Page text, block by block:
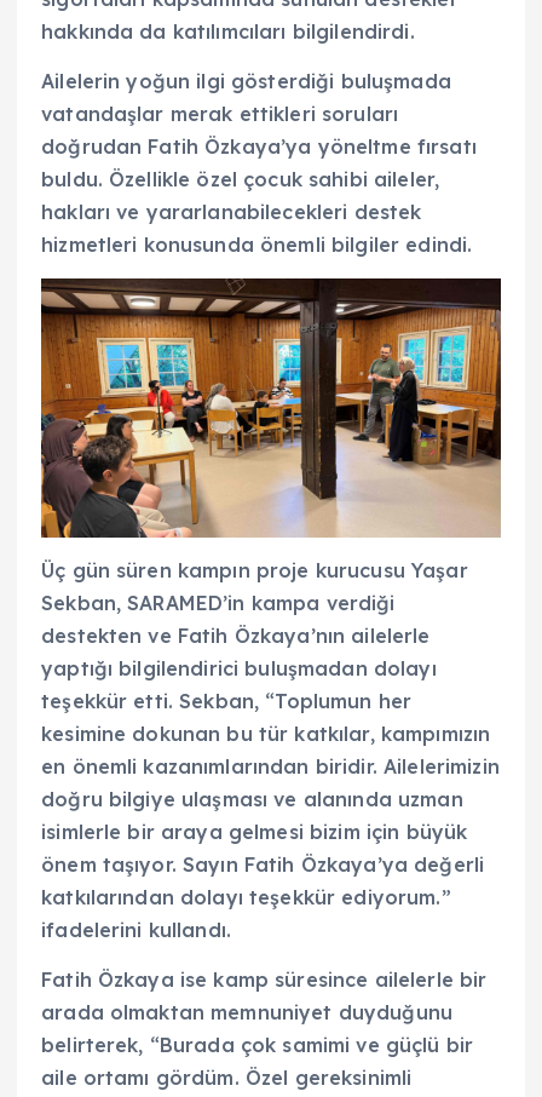
hakkında da katılımcıları bilgilendirdi.
Ailelerin yoğun ilgi gösterdiği buluşmada
vatandaşlar merak ettikleri soruları
doğrudan Fatih Özkaya’ya yöneltme fırsatı
buldu. Özellikle özel çocuk sahibi aileler,
hakları ve yararlanabilecekleri destek
hizmetleri konusunda önemli bilgiler edindi.
Üç gün süren kampın proje kurucusu Yaşar
Sekban, SARAMED’in kampa verdiği
destekten ve Fatih Özkaya’nın ailelerle
yaptığı bilgilendirici buluşmadan dolayı
teşekkür etti. Sekban, “Toplumun her
kesimine dokunan bu tür katkılar, kampımızın
en önemli kazanımlarından biridir. Ailelerimizin
doğru bilgiye ulaşması ve alanında uzman
isimlerle bir araya gelmesi bizim için büyük
önem taşıyor. Sayın Fatih Özkaya’ya değerli
katkılarından dolayı teşekkür ediyorum.”
ifadelerini kullandı.
Fatih Özkaya ise kamp süresince ailelerle bir
arada olmaktan memnuniyet duyduğunu
belirterek, “Burada çok samimi ve güçlü bir
aile ortamı gördüm. Özel gereksinimli